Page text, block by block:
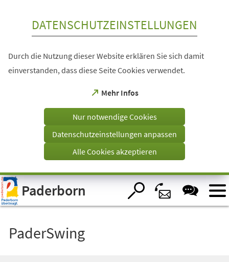
Visuelle
Assistenzsoftware
öffnen.
DATENSCHUTZEINSTELLUNGEN
Durch die Nutzung dieser Website erklären Sie sich damit
einverstanden, dass diese Seite Cookies verwendet.
Mehr Infos
(Öffnet
einem
Tab)
Nur notwendige Cookies
Datenschutzeinstellungen anpassen
Alle Cookies akzeptieren
Paderborn
PaderSwing